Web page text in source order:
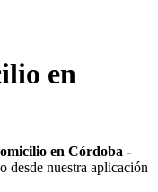
en
en Córdoba -
desde nuestra aplicación